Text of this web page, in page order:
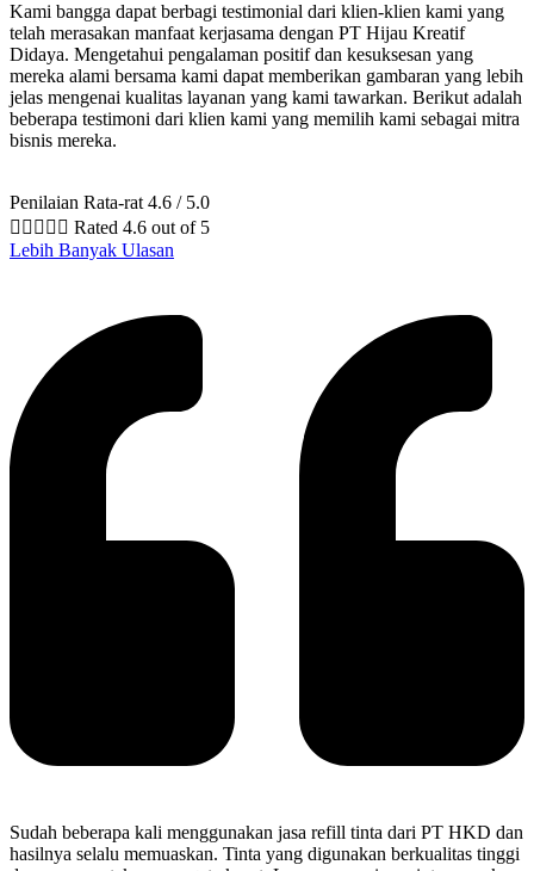
Kami bangga dapat berbagi testimonial dari klien-klien kami yang
telah merasakan manfaat kerjasama dengan PT Hijau Kreatif
Didaya. Mengetahui pengalaman positif dan kesuksesan yang
mereka alami bersama kami dapat memberikan gambaran yang lebih
jelas mengenai kualitas layanan yang kami tawarkan. Berikut adalah
beberapa testimoni dari klien kami yang memilih kami sebagai mitra
bisnis mereka.
Penilaian Rata-rat 4.6 / 5.0
     Rated 4.6 out of 5
Lebih Banyak Ulasan
Sudah beberapa kali menggunakan jasa refill tinta dari PT HKD dan
hasilnya selalu memuaskan. Tinta yang digunakan berkualitas tinggi